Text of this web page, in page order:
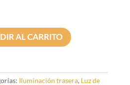
AL CARRITO
Iluminación trasera, Luz de